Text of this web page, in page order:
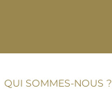
QUI SOMMES-NOUS ?